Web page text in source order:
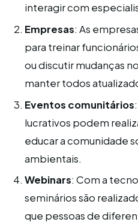
interagir com
Empresas: As
para treinar
ou discutir mudanças
manter todos
Eventos comunitários
lucrativos podem
educar a comunidade
ambientais.
Webinars: Com a
seminários são
que pessoas de